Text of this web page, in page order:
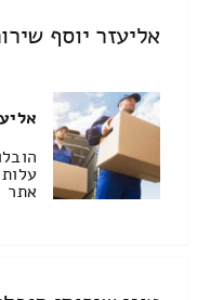
אליעזר יוסף